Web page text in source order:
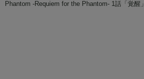
Phantom -Requiem for the Phantom- 1話「覚醒」